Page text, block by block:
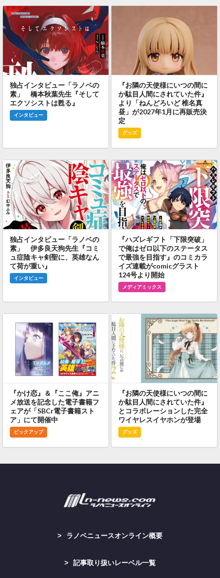
独占インタビュー「ラノベの
素」 橋本秋葉先生『そして
エクソシストは甦る』
インタビュー
『お隣の天使様にいつの間に
か駄目人間にされていた件』
より「ねんどろいど 椎名真
昼」が2027年1月に再販売決
定
グッズ
独占インタビュー「ラノベの
素」 伊多良天狗先生『コミ
ュ症陰キャ剣聖に、英雄なん
て荷が重い』
インタビュー
『ハズレギフト「下限突破」
で俺はゼロ以下のステータス
で最強を目指す』のコミカラ
イズ連載がcomicグラスト
124号より開始
メディアミックス
『かけ恋』＆『ここ俺』アニ
メ放送を記念した電子書籍フ
ェアが「SBCr電子書籍スト
ア」にて開催中
ピックアップ
『お隣の天使様にいつの間に
か駄目人間にされていた件』
とコラボレーションした完全
ワイヤレスイヤホンが登場
グッズ
ラノベニュースオンライン概要
記事取り扱いレーベル一覧